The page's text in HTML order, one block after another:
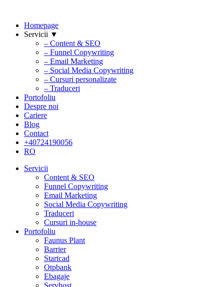
Homepage
Servicii ▼
– Content & SEO
– Funnel Copywriting
– Email Marketing
– Social Media Copywriting
– Cursuri personalizate
– Traduceri
Portofoliu
Despre noi
Cariere
Blog
Contact
+40724190056
RO
Servicii
Content & SEO
Funnel Copywriting
Email Marketing
Social Media Copywriting
Traduceri
Cursuri in-house
Portofoliu
Faunus Plant
Barrier
Startcad
Otpbank
Ebagaje
Servhost